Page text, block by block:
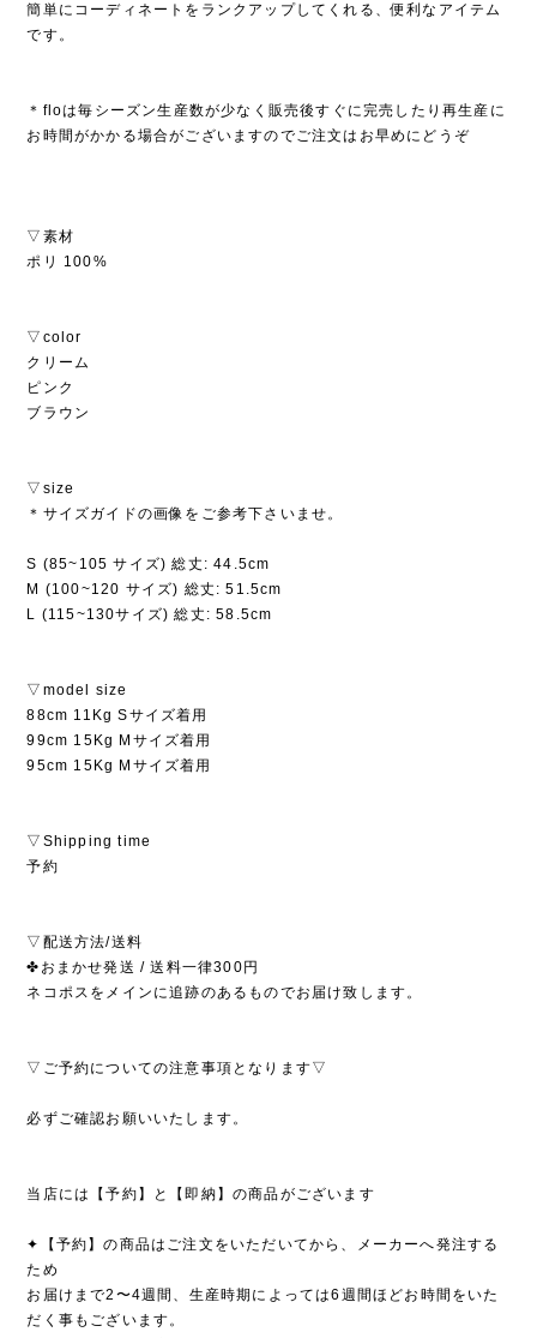
簡単にコーディネートをランクアップしてくれる、便利なアイテム
です。
＊floは毎シーズン生産数が少なく販売後すぐに完売したり再生産に
お時間がかかる場合がございますのでご注文はお早めにどうぞ
▽素材
ポリ 100%
▽color
クリーム
ピンク
ブラウン
▽size
＊サイズガイドの画像をご参考下さいませ。
S (85~105 サイズ) 総丈: 44.5cm
M (100~120 サイズ) 総丈: 51.5cm
L (115~130サイズ) 総丈: 58.5cm
▽model size
88cm 11Kg Sサイズ着用
99cm 15Kg Mサイズ着用
95cm 15Kg Mサイズ着用
▽Shipping time
予約
▽配送方法/送料
✤おまかせ発送 / 送料一律300円
ネコポスをメインに追跡のあるものでお届け致します。
▽ご予約についての注意事項となります▽
必ずご確認お願いいたします。
当店には【予約】と【即納】の商品がございます
✦【予約】の商品はご注文をいただいてから、メーカーへ発注する
ため
お届けまで2〜4週間、生産時期によっては6週間ほどお時間をいた
だく事もございます。